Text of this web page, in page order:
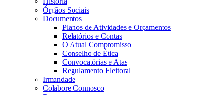
Órgãos Sociais
Documentos
Planos de Atividades e Orçamentos
Relatórios e Contas
O Atual Compromisso
Conselho de Ética
Convocatórias e Atas
Regulamento Eleitoral
Irmandade
Colabore Connosco